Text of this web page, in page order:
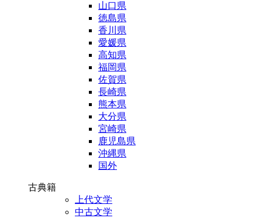
山口県
徳島県
香川県
愛媛県
高知県
福岡県
佐賀県
長崎県
熊本県
大分県
宮崎県
鹿児島県
沖縄県
国外
古典籍
上代文学
中古文学